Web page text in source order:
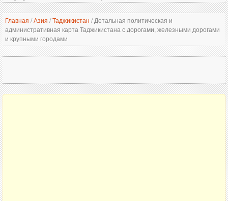
Главная /Азия /Таджикистан /Детальная политическая и
административная карта Таджикистана с дорогами, железными дорогами
и крупными городами